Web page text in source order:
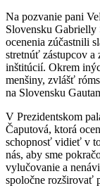
Na pozvanie pani
Slovensku Gabrielly
ocenenia zúčastnili
stretnúť zástupcov a
inštitúcií. Okrem
menšiny, zvlášť
na Slovensku
V Prezidentskom
Čaputová, ktorá
schopnosť vidieť v
nás, aby sme
vylučovanie a
spoločne rozširovať